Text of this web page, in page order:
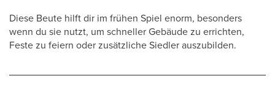
Diese Beute hilft dir im frühen Spiel enorm, besonders
wenn du sie nutzt, um schneller Gebäude zu errichten,
Feste zu feiern oder zusätzliche Siedler auszubilden.